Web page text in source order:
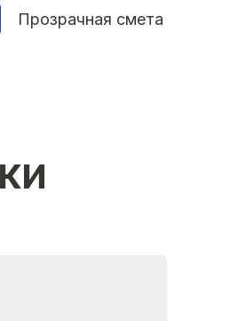
Прозрачная смета